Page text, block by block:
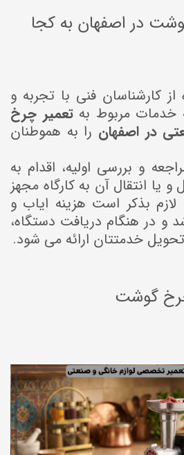
در اصفهان به کجا
از کارشناسان فنی با تجربه و
خدمات مربوط بهتعمیر چرخ
در اصفهان را به هموطنان
و بررسی اولیه، اقدام به
یا انتقال آن به کارگاه مجهز
لازم بذکر است هزینه ایاب و
و در هنگام دریافت دستگاه،
خدمتتان ارائه می شود.
گوشت